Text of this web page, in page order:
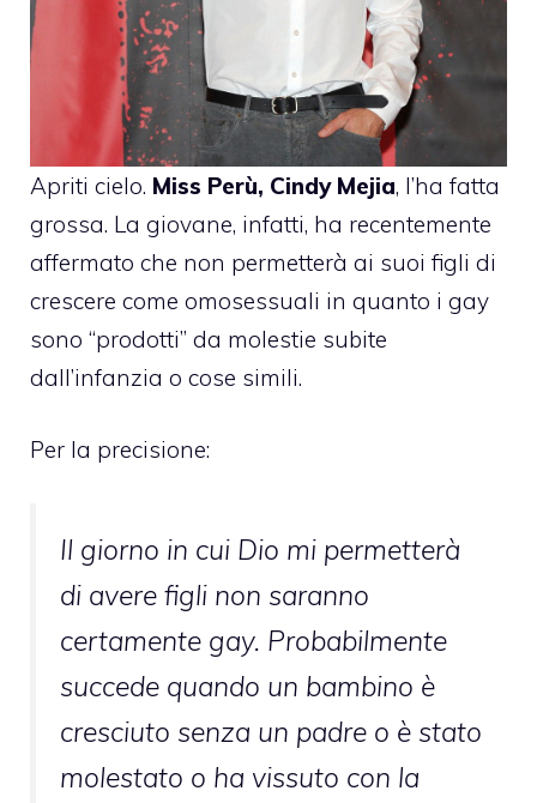
Apriti cielo. Miss Perù, Cindy Mejia, l’ha fatta
grossa. La giovane, infatti, ha recentemente
affermato che non permetterà ai suoi figli di
crescere come omosessuali in quanto i gay
sono “prodotti” da molestie subite
dall’infanzia o cose simili.
Per la precisione:
Il giorno in cui Dio mi permetterà
di avere figli non saranno
certamente gay. Probabilmente
succede quando un bambino è
cresciuto senza un padre o è stato
molestato o ha vissuto con la